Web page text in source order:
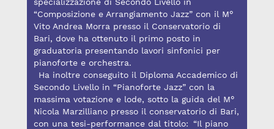
“Composizione e Arrangiamento Jazz” con il M°
Vito Andrea Morra presso il Conservatorio di
Bari, dove ha ottenuto il primo posto in
graduatoria presentando lavori sinfonici per
pianoforte e orchestra.
Ha inoltre conseguito il Diploma Accademico di
Secondo Livello in “Pianoforte Jazz” con la
massima votazione e lode, sotto la guida del M°
Nicola Marzilliano presso il conservatorio di Bari,
con una tesi-performance dal titolo: “Il piano